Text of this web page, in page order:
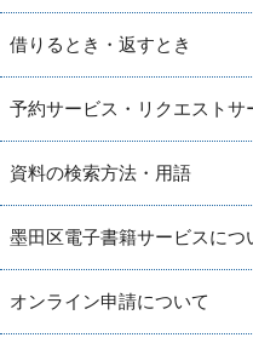
借りるとき・返すとき
予約サービス・リクエストサ
資料の検索方法・用語
墨田区電子書籍サービスにつ
オンライン申請について